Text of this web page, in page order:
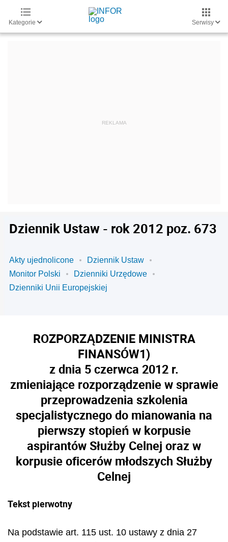
Kategorie Serwisy
Dziennik Ustaw - rok 2012 poz. 673
Akty ujednolicone
Dziennik Ustaw
Monitor Polski
Dzienniki Urzędowe
Dzienniki Unii Europejskiej
ROZPORZĄDZENIE MINISTRA
FINANSÓW1)
z dnia 5 czerwca 2012 r.
zmieniające rozporządzenie w sprawie
przeprowadzenia szkolenia
specjalistycznego do mianowania na
pierwszy stopień w korpusie
aspirantów Służby Celnej oraz w
korpusie oficerów młodszych Służby
Celnej
Tekst pierwotny
Na podstawie art. 115 ust. 10 ustawy z dnia 27